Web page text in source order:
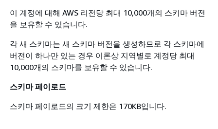
이 계정에 대해 AWS 리전당 최대 10,000개의 스키마 버전
을 보유할 수 있습니다.
각 새 스키마는 새 스키마 버전을 생성하므로 각 스키마에
버전이 하나만 있는 경우 이론상 지역별로 계정당 최대
10,000개의 스키마를 보유할 수 있습니다.
스키마 페이로드
스키마 페이로드의 크기 제한은 170KB입니다.